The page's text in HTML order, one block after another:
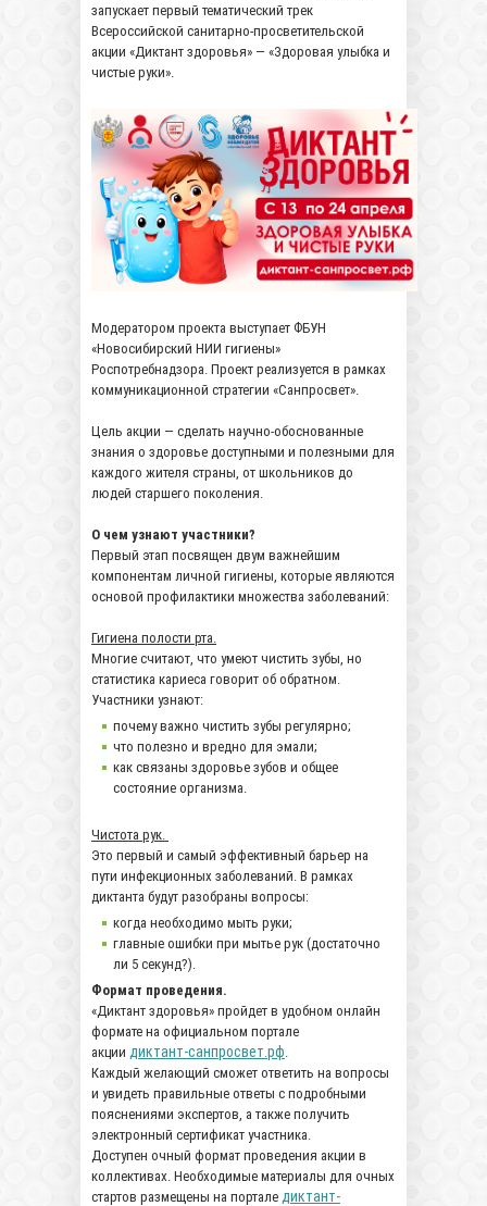
запускает первый тематический трек
Всероссийской санитарно-просветительской
акции «Диктант здоровья» — «Здоровая улыбка и
чистые руки».
Модератором проекта выступает ФБУН
«Новосибирский НИИ гигиены»
Роспотребнадзора. Проект реализуется в рамках
коммуникационной стратегии «Санпросвет».
Цель акции — сделать научно-обоснованные
знания о здоровье доступными и полезными для
каждого жителя страны, от школьников до
людей старшего поколения.
О чем узнают участники?
Первый этап посвящен двум важнейшим
компонентам личной гигиены, которые являются
основой профилактики множества заболеваний:
Гигиена полости рта.
Многие считают, что умеют чистить зубы, но
статистика кариеса говорит об обратном.
Участники узнают:
почему важно чистить зубы регулярно;
что полезно и вредно для эмали;
как связаны здоровье зубов и общее
состояние организма.
Чистота рук.
Это первый и самый эффективный барьер на
пути инфекционных заболеваний. В рамках
диктанта будут разобраны вопросы:
когда необходимо мыть руки;
главные ошибки при мытье рук (достаточно
ли 5 секунд?).
Формат проведения.
«Диктант здоровья» пройдет в удобном онлайн
формате на официальном портале
акции диктант-санпросвет.рф
Каждый желающий сможет ответить на вопросы
и увидеть правильные ответы с подробными
пояснениями экспертов, а также получить
электронный сертификат участника.
Доступен очный формат проведения акции в
коллективах. Необходимые материалы для очных
стартов размещены на портале диктант-